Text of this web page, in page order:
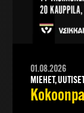
01.08.2026
MIEHET, UUTISET